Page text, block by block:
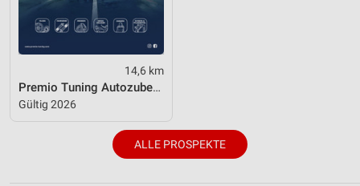
14,6 km
Premio Tuning Autozubehörkatalog 2026
Gültig 2026
ALLE PROSPEKTE